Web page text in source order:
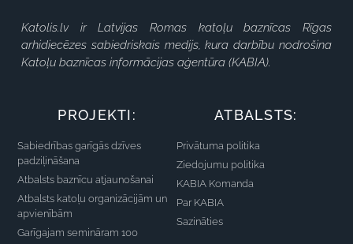
Katolis.lv ir Latvijas Romas katoļu baznīcas Rīgas
arhidiecēzes sabiedriskais medijs, kura darbību nodrošina
Katoļu baznīcas informācijas aģentūra (KABIA).
PROJEKTI:
Sabiedrības garīgās dzīves
padziļināšana
Atbalsts baznīcu atjaunošanai
Atbalsts katoļu organizācijām un
apvienībām
Garīgajam semināram 100
ATBALSTS:
Privātuma politika
Ziedojumu politika
KABIA Komanda
Par KABIA
Sazināties